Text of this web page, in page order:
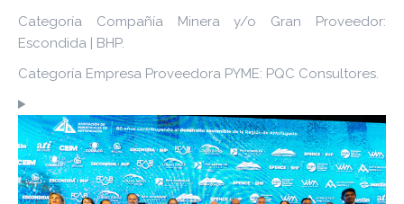
Categoría Compañía Minera y/o Gran Proveedor:
Escondida | BHP.
Categoría Empresa Proveedora PYME: PQC Consultores.